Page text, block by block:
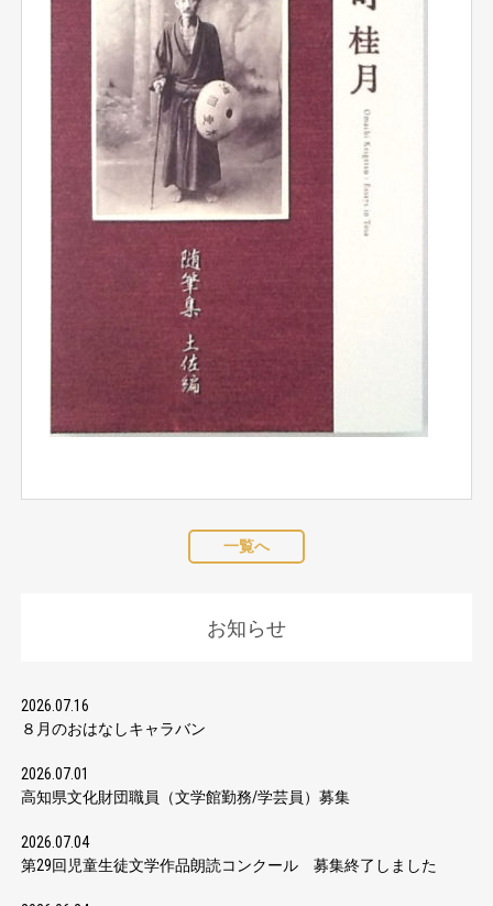
一覧へ
お知らせ
2026.07.16
８月のおはなしキャラバン
2026.07.01
高知県文化財団職員（文学館勤務/学芸員）募集
2026.07.04
第29回児童生徒文学作品朗読コンクール 募集終了しました